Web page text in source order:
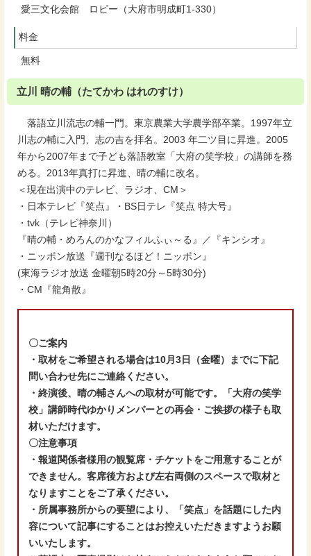
愛三文化会館 ロビー（大府市明成町1-330）
料金
無料
立川 晴の輔（たてかわ はれのすけ）
落語立川流志の輔一門。東京農業大学農学部卒業。1997年立
川志の輔に入門、志の吉を拝名。2003 年二ツ目に昇進。2005
年から2007年まで子ども落語教室「大府の笑学校」の講師を務
める。2013年真打に昇進、晴の輔に改名。
＜現在出演中のテレビ、ラジオ、CM＞
・日本テレビ『笑点』・BS日テレ『笑点 特大号』
・tvk（テレビ神奈川）
『晴の輔・めろんのかなフィルふぃ～る』／『キンシオ』
・ニッポン放送『週刊なるほど！ニッポン』
(東海ラジオ放送 金曜朝5時20分～5時30分)
・CM『龍角散』
〇ご案内
・取材をご希望される場合は10月3日（金曜）までに下記
問い合わせ先にご連絡ください。
・終演後、晴の輔さんへの取材が可能です。「大府の笑学
校」講師時代ゆかりメンバーとの再会・ご挨拶の様子も取
材いただけます。
〇注意事項
・報道関係者様用の観覧席・チケットをご用意することが
できません。客席後方および左右両側のスペースで取材と
なりますことをご了承ください。
・所属事務所からの要望により、「笑点」を話題にした内
容について記事にすることはお控えいただきますようお願
いいたします。